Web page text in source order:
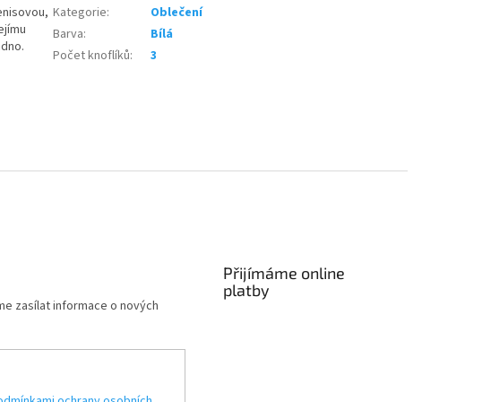
Kategorie:
Oblečení
Barva:
Bílá
Počet knoflíků: 3
zasílat informace o nových
Přijímáme online
platby